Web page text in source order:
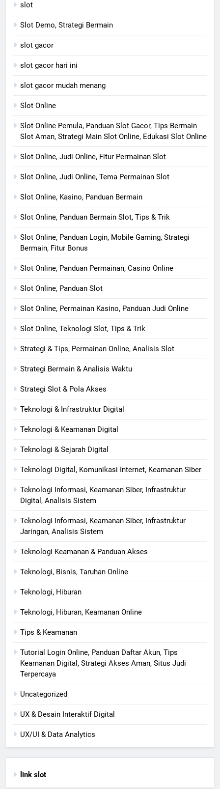
slot
Slot Demo, Strategi Bermain
slot gacor
slot gacor hari ini
slot gacor mudah menang
Slot Online
Slot Online Pemula, Panduan Slot Gacor, Tips Bermain
Slot Aman, Strategi Main Slot Online, Edukasi Slot Online
Slot Online, Judi Online, Fitur Permainan Slot
Slot Online, Judi Online, Tema Permainan Slot
Slot Online, Kasino, Panduan Bermain
Slot Online, Panduan Bermain Slot, Tips & Trik
Slot Online, Panduan Login, Mobile Gaming, Strategi
Bermain, Fitur Bonus
Slot Online, Panduan Permainan, Casino Online
Slot Online, Panduan Slot
Slot Online, Permainan Kasino, Panduan Judi Online
Slot Online, Teknologi Slot, Tips & Trik
Strategi & Tips, Permainan Online, Analisis Slot
Strategi Bermain & Analisis Waktu
Strategi Slot & Pola Akses
Teknologi & Infrastruktur Digital
Teknologi & Keamanan Digital
Teknologi & Sejarah Digital
Teknologi Digital, Komunikasi Internet, Keamanan Siber
Teknologi Informasi, Keamanan Siber, Infrastruktur
Digital, Analisis Sistem
Teknologi Informasi, Keamanan Siber, Infrastruktur
Jaringan, Analisis Sistem
Teknologi Keamanan & Panduan Akses
Teknologi, Bisnis, Taruhan Online
Teknologi, Hiburan
Teknologi, Hiburan, Keamanan Online
Tips & Keamanan
Tutorial Login Online, Panduan Daftar Akun, Tips
Keamanan Digital, Strategi Akses Aman, Situs Judi
Terpercaya
Uncategorized
UX & Desain Interaktif Digital
UX/UI & Data Analytics
link slot